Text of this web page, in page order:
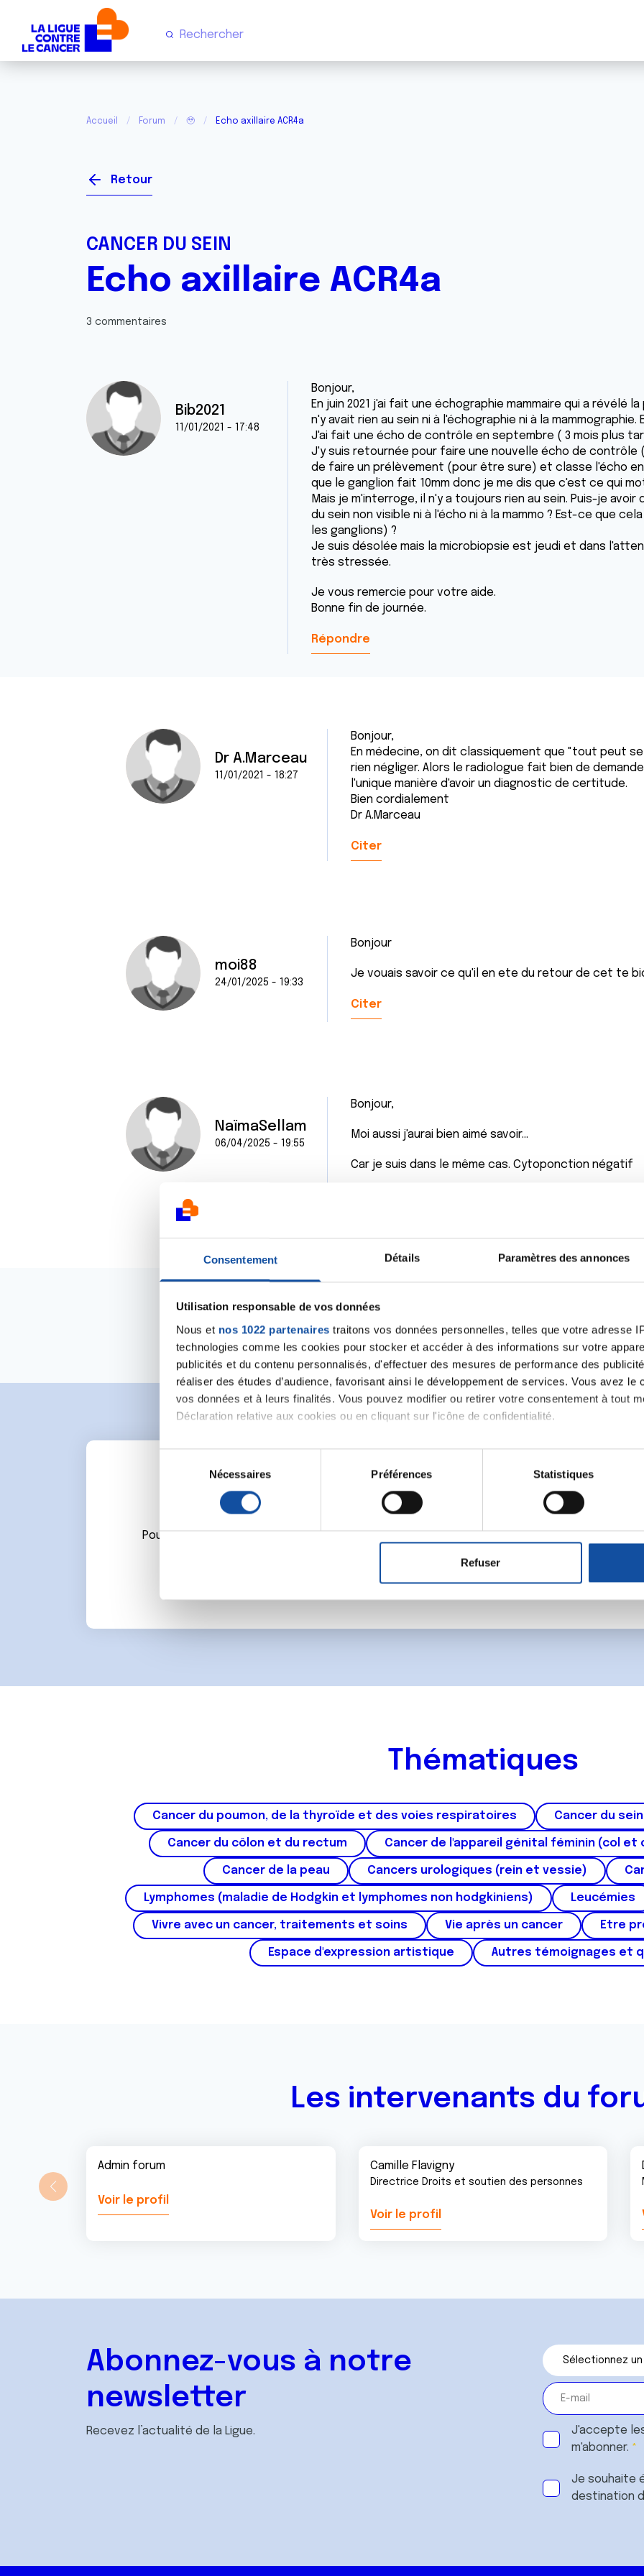
Consentement Détails Paramètres des annonces
Utilisation responsable de vos données
Nous et nos 1022 partenaires traitons vos données personnelles, telles que votre adresse
technologies comme les cookies pour stocker et accéder à des informations sur votre
publicités et du contenu personnalisés, d'effectuer des mesures de performance des
réaliser des études d’audience, favorisant ainsi le développement de services. Vous avez le
vos données et à leurs finalités. Vous pouvez modifier ou retirer votre consentement à tout
Déclaration relative aux cookies ou en cliquant sur l'icône de confidentialité.
Si vous le permettez, nous aimerions également :
Collecter des informations sur votre localisation géographique qui peuvent être
digitales).
Pour en savoir plus sur le traitement de vos données personnelles et définir vos
. Vous pouvez modifier ou retirer votre consentement à tout moment à partir de la
vous leur avez fournies ou qu'ils ont collectées lors de votre utilisation de leurs services.
n
u
e
n
Nécessaires Préférences Statistiques
Refuser
Accueil Forum 🥹 Echo axillaire ACR4a
Retour
CANCER DU SEIN
Echo axillaire ACR4a
3 commentaires
Bib2021
11/01/2021 - 17:48
Bonjour,
En juin 2021 j'ai fait une échographie mammaire qui a révélé
n'y avait rien au sein ni à l'échographie ni à la mammographie.
J'ai fait une écho de contrôle en septembre ( 3 mois plus
J'y suis retournée pour faire une nouvelle écho de contrôle
de faire un prélèvement (pour être sure) et classe l'écho en
que le ganglion fait 10mm donc je me dis que c'est ce qui
Mais je m'interroge, il n'y a toujours rien au sein. Puis-je
du sein non visible ni à l'écho ni à la mammo ? Est-ce que
les ganglions) ?
Je suis désolée mais la microbiopsie est jeudi et dans
très stressée.
Je vous remercie pour votre aide.
Bonne fin de journée.
Répondre
Dr A.Marceau
11/01/2021 - 18:27
Bonjour,
En médecine, on dit classiquement que "tout peut
rien négliger. Alors le radiologue fait bien de
l'unique manière d'avoir un diagnostic de certitude.
Bien cordialement
Dr A.Marceau
Citer
moi88
24/01/2025 - 19:33
Bonjour
Je vouais savoir ce qu'il en ete du retour de cet te
Citer
NaïmaSellam
06/04/2025 - 19:55
Bonjour,
Moi aussi j'aurai bien aimé savoir...
Car je suis dans le même cas. Cytoponction négatif
Ecrire un commentaire
Pour écrire un commentaire ou lancer une nouvelle discussion vous aurez besoin de vous
Se connecter Créer un nouveau compte
Thématiques
Cancer du poumon, de la thyroïde et des voies respiratoires Cancer du sein
Cancer du côlon et du rectum Cancer de l'appareil génital féminin (col
Cancer de la peau Cancers urologiques (rein et vessie)
Lymphomes (maladie de Hodgkin et lymphomes non hodgkiniens) Leucémies
Vivre avec un cancer, traitements et soins Vie après un cancer Etre
Espace d'expression artistique Autres témoignages et
Les intervenants du
Admin forum
Voir le profil
Camille Flavigny
Directrice Droits et soutien des personnes
Voir le profil
Abonnez-vous à notre
newsletter
Recevez l’actualité de la Ligue. J'accepte
m'abonner.
Je souhaite
destination